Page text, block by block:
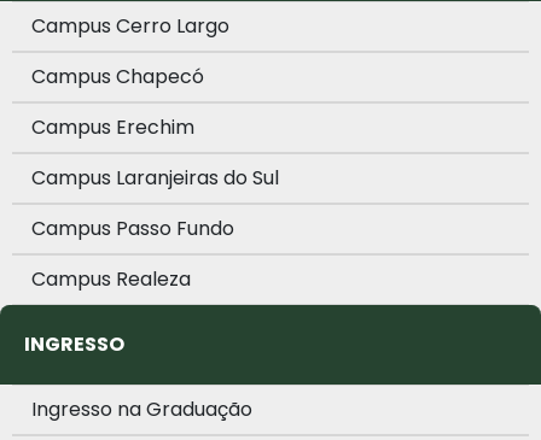
Campus Cerro Largo
Campus Chapecó
Campus Erechim
Campus Laranjeiras do Sul
Campus Passo Fundo
Campus Realeza
INGRESSO
Ingresso na Graduação